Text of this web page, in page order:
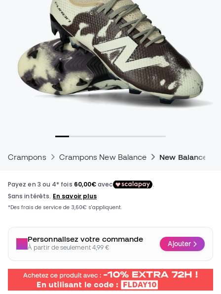
Crampons Crampons New Balance New Balance
Personnalisez votre commande
À partir de seulement 4,99 € Ajouter